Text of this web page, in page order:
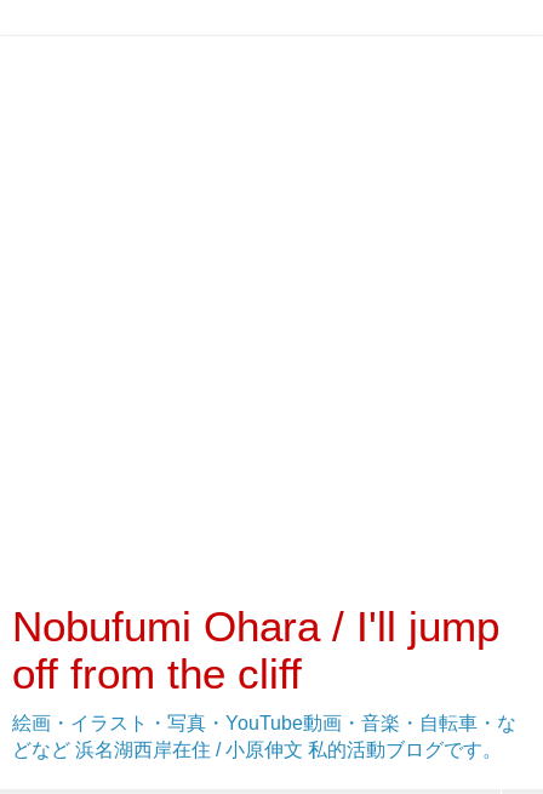
Nobufumi Ohara / I'll jump
off from the cliff
絵画・イラスト・写真・YouTube動画・音楽・自転車・な
どなど 浜名湖西岸在住 / 小原伸文 私的活動ブログです。